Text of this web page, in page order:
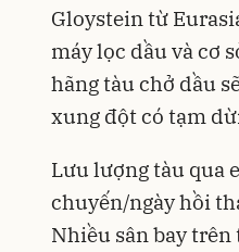
Gloystein từ
máy lọc dầu và cơ
hãng tàu chở dầu
xung đột có tạm
Lưu lượng tàu qua
chuyến/ngày hồi
Nhiều sân bay